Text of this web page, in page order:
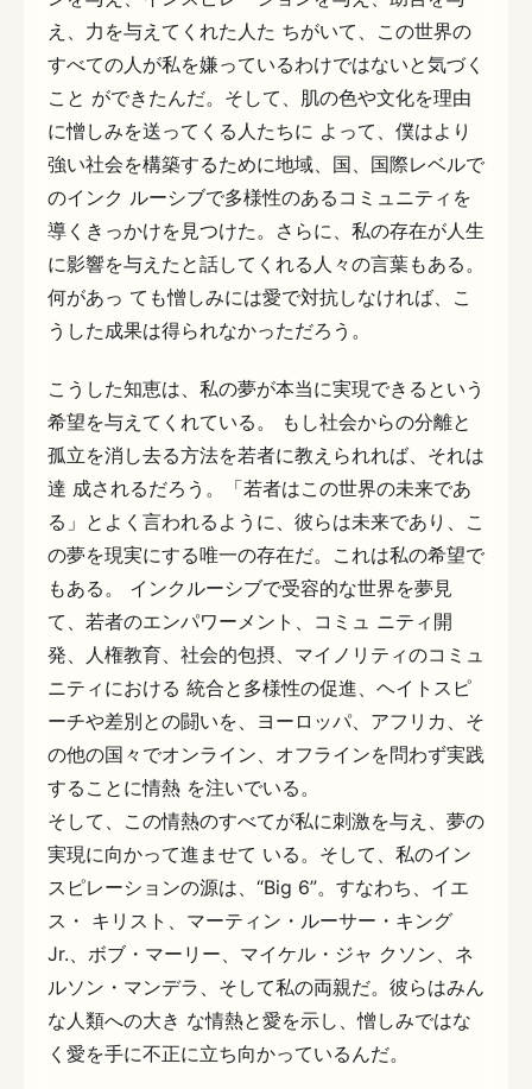
え、力を与えてくれた人た ちがいて、この世界の
すべての人が私を嫌っているわけではないと気づく
こと ができたんだ。そして、肌の色や文化を理由
に憎しみを送ってくる人たちに よって、僕はより
強い社会を構築するために地域、国、国際レベルで
のインク ルーシブで多様性のあるコミュニティを
導くきっかけを見つけた。さらに、私の存在が人生
に影響を与えたと話してくれる人々の言葉もある。
何があっ ても憎しみには愛で対抗しなければ、こ
うした成果は得られなかっただろう。
こうした知恵は、私の夢が本当に実現できるという
希望を与えてくれている。 もし社会からの分離と
孤立を消し去る方法を若者に教えられれば、それは
達 成されるだろう。「若者はこの世界の未来であ
る」とよく言われるように、彼らは未来であり、こ
の夢を現実にする唯一の存在だ。これは私の希望で
もある。 インクルーシブで受容的な世界を夢見
て、若者のエンパワーメント、コミュ ニティ開
発、人権教育、社会的包摂、マイノリティのコミュ
ニティにおける 統合と多様性の促進、ヘイトスピ
ーチや差別との闘いを、ヨーロッパ、アフリカ、そ
の他の国々でオンライン、オフラインを問わず実践
することに情熱 を注いでいる。
そして、この情熱のすべてが私に刺激を与え、夢の
実現に向かって進ませて いる。そして、私のイン
スピレーションの源は、“Big 6”。すなわち、イエ
ス・ キリスト、マーティン・ルーサー・キング
Jr.、ボブ・マーリー、マイケル・ジャ クソン、ネ
ルソン・マンデラ、そして私の両親だ。彼らはみん
な人類への大き な情熱と愛を示し、憎しみではな
く愛を手に不正に立ち向かっているんだ。